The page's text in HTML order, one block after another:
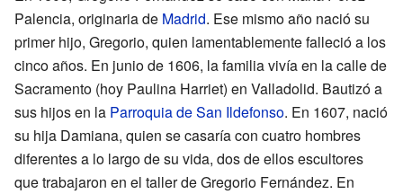
Palencia, originaria de Madrid. Ese mismo año nació su
primer hijo, Gregorio, quien lamentablemente falleció a los
cinco años. En junio de 1606, la familia vivía en la calle de
Sacramento (hoy Paulina Harriet) en Valladolid. Bautizó a
sus hijos en la Parroquia de San Ildefonso. En 1607, nació
su hija Damiana, quien se casaría con cuatro hombres
diferentes a lo largo de su vida, dos de ellos escultores
que trabajaron en el taller de Gregorio Fernández. En